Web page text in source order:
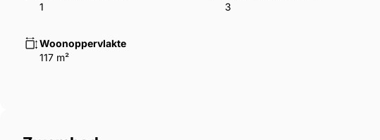
1
3
Woonoppervlakte
117 m²